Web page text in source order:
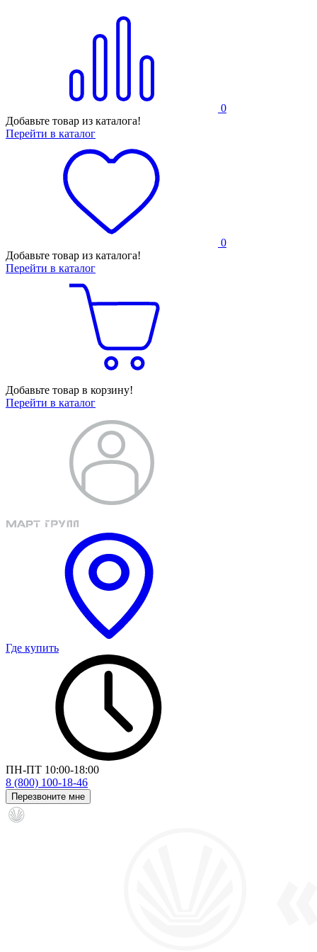
0
Добавьте товар из каталога!
Перейти в каталог
0
Добавьте товар из каталога!
Перейти в каталог
Добавьте товар в корзину!
Перейти в каталог
Где купить
ПН-ПТ 10:00-18:00
8 (800) 100-18-46
Перезвоните мне